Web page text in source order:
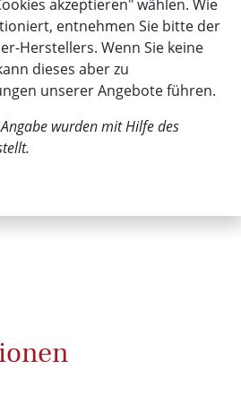
akzeptieren" wählen. Wie
entnehmen Sie bitte der
Herstellers. Wenn Sie keine
dieses aber zu
unserer Angebote führen.
wurden mit Hilfe des